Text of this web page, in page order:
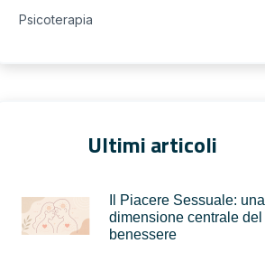
Psicoterapia
Ultimi articoli
Il Piacere Sessuale: una
dimensione centrale del
benessere